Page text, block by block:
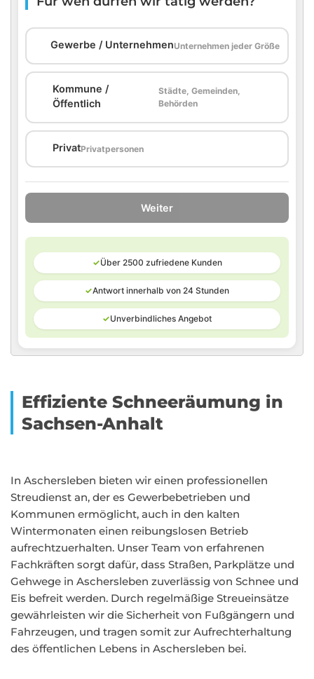
Gewerbe / UnternehmenUnternehmen jeder Größe
Kommune /
Öffentlich
Städte, Gemeinden,
Behörden
PrivatPrivatpersonen
Weiter
✓Über 2500 zufriedene Kunden
✓Antwort innerhalb von 24 Stunden
✓Unverbindliches Angebot
Effiziente Schneeräumung in
Sachsen-Anhalt
In Aschersleben bieten wir einen professionellen
Streudienst an, der es Gewerbebetrieben und
Kommunen ermöglicht, auch in den kalten
Wintermonaten einen reibungslosen Betrieb
aufrechtzuerhalten. Unser Team von erfahrenen
Fachkräften sorgt dafür, dass Straßen, Parkplätze und
Gehwege in Aschersleben zuverlässig von Schnee und
Eis befreit werden. Durch regelmäßige Streueinsätze
gewährleisten wir die Sicherheit von Fußgängern und
Fahrzeugen, und tragen somit zur Aufrechterhaltung
des öffentlichen Lebens in Aschersleben bei.